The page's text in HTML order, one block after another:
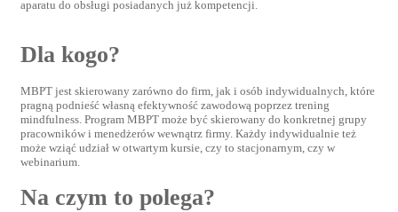
aparatu do obsługi posiadanych już kompetencji.
Dla kogo?
MBPT jest skierowany zarówno do firm, jak i osób indywidualnych, które
pragną podnieść własną efektywność zawodową poprzez trening
mindfulness. Program MBPT może być skierowany do konkretnej grupy
pracowników i menedżerów wewnątrz firmy. Każdy indywidualnie też
może wziąć udział w otwartym kursie, czy to stacjonarnym, czy w
webinarium.
Na czym to polega?